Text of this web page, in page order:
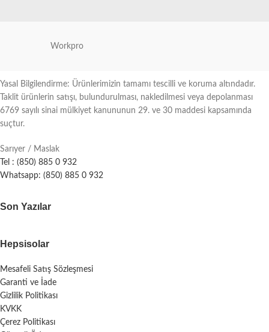
Workpro
Yasal Bilgilendirme: Ürünlerimizin tamamı tescilli ve koruma altındadır.
Taklit ürünlerin satışı, bulundurulması, nakledilmesi veya depolanması
6769 sayılı sinai mülkiyet kanununun 29. ve 30 maddesi kapsamında
suçtur.
Sarıyer / Maslak
Tel : (850) 885 0 932
Whatsapp: (850) 885 0 932
Son Yazılar
Hepsisolar
Mesafeli Satış Sözleşmesi
Garanti ve İade
Gizlilik Politikası
KVKK
Çerez Politikası